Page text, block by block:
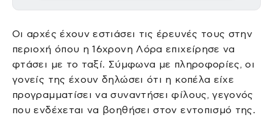
Οι αρχές έχουν εστιάσει τις έρευνές τους στην
περιοχή όπου η 16χρονη Λόρα επιχείρησε να
φτάσει με το ταξί. Σύμφωνα με πληροφορίες, οι
γονείς της έχουν δηλώσει ότι η κοπέλα είχε
προγραμματίσει να συναντήσει φίλους, γεγονός
που ενδέχεται να βοηθήσει στον εντοπισμό της.